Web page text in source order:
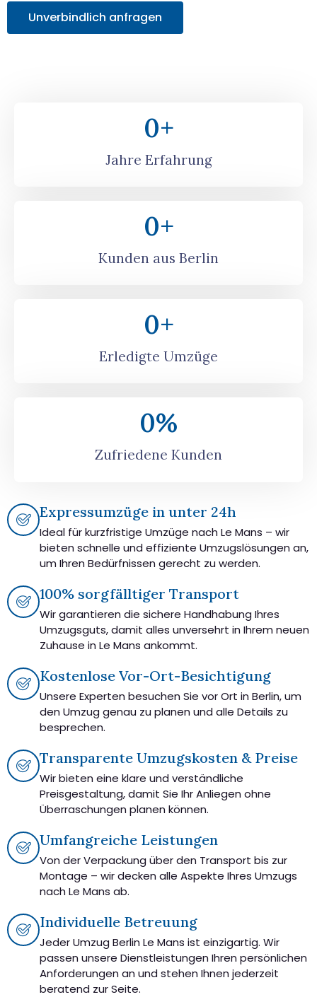
Unverbindlich anfragen
Jahre Erfahrung
0+
Kunden aus Berlin
0+
Erledigte Umzüge
0+
Zufriedene Kunden
0%
Expressumzüge in unter 24h
Ideal für kurzfristige Umzüge nach Le Mans – wir
bieten schnelle und effiziente Umzugslösungen an,
um Ihren Bedürfnissen gerecht zu werden.
100% sorgfälltiger Transport
Wir garantieren die sichere Handhabung Ihres
Umzugsguts, damit alles unversehrt in Ihrem neuen
Zuhause in Le Mans ankommt.
Kostenlose Vor-Ort-Besichtigung
Unsere Experten besuchen Sie vor Ort in Berlin, um
den Umzug genau zu planen und alle Details zu
besprechen.
Transparente Umzugskosten & Preise
Wir bieten eine klare und verständliche
Preisgestaltung, damit Sie Ihr Anliegen ohne
Überraschungen planen können.
Umfangreiche Leistungen
Von der Verpackung über den Transport bis zur
Montage – wir decken alle Aspekte Ihres Umzugs
nach Le Mans ab.
Individuelle Betreuung
Jeder Umzug Berlin Le Mans ist einzigartig. Wir
passen unsere Dienstleistungen Ihren persönlichen
Anforderungen an und stehen Ihnen jederzeit
beratend zur Seite.